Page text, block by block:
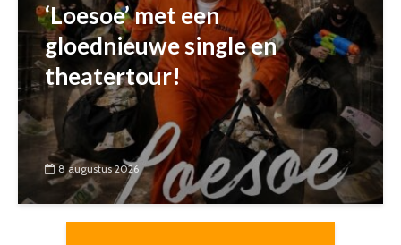
‘Loesoe’ met een
gloednieuwe single en
theatertour!
8 augustus 2026